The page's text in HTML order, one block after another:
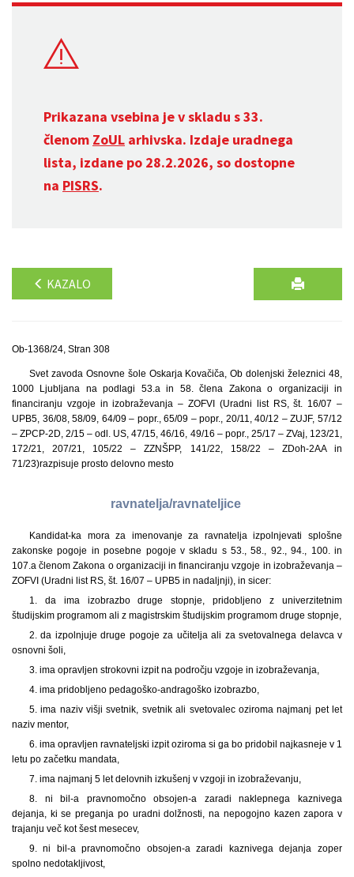
Prikazana vsebina je v skladu s 33.
členom ZoUL arhivska. Izdaje uradnega
lista, izdane po 28.2.2026, so dostopne
na PISRS.
KAZALO
Ob-1368/24, Stran 308
Svet zavoda Osnovne šole Oskarja Kovačiča, Ob dolenjski železnici 48,
1000 Ljubljana na podlagi 53.a in 58. člena Zakona o organizaciji in
financiranju vzgoje in izobraževanja – ZOFVI (Uradni list RS, št. 16/07 –
UPB5, 36/08, 58/09, 64/09 – popr., 65/09 – popr., 20/11, 40/12 – ZUJF, 57/12
– ZPCP-2D, 2/15 – odl. US, 47/15, 46/16, 49/16 – popr., 25/17 – ZVaj, 123/21,
172/21, 207/21, 105/22 – ZZNŠPP, 141/22, 158/22 – ZDoh-2AA in
71/23)razpisuje prosto delovno mesto
ravnatelja/ravnateljice
Kandidat-ka mora za imenovanje za ravnatelja izpolnjevati splošne
zakonske pogoje in posebne pogoje v skladu s 53., 58., 92., 94., 100. in
107.a členom Zakona o organizaciji in financiranju vzgoje in izobraževanja –
ZOFVI (Uradni list RS, št. 16/07 – UPB5 in nadaljnji), in sicer:
1. da ima izobrazbo druge stopnje, pridobljeno z univerzitetnim
študijskim programom ali z magistrskim študijskim programom druge stopnje,
2. da izpolnjuje druge pogoje za učitelja ali za svetovalnega delavca v
osnovni šoli,
3. ima opravljen strokovni izpit na področju vzgoje in izobraževanja,
4. ima pridobljeno pedagoško-andragoško izobrazbo,
5. ima naziv višji svetnik, svetnik ali svetovalec oziroma najmanj pet let
naziv mentor,
6. ima opravljen ravnateljski izpit oziroma si ga bo pridobil najkasneje v 1
letu po začetku mandata,
7. ima najmanj 5 let delovnih izkušenj v vzgoji in izobraževanju,
8. ni bil-a pravnomočno obsojen-a zaradi naklepnega kaznivega
dejanja, ki se preganja po uradni dolžnosti, na nepogojno kazen zapora v
trajanju več kot šest mesecev,
9. ni bil-a pravnomočno obsojen-a zaradi kaznivega dejanja zoper
spolno nedotakljivost,